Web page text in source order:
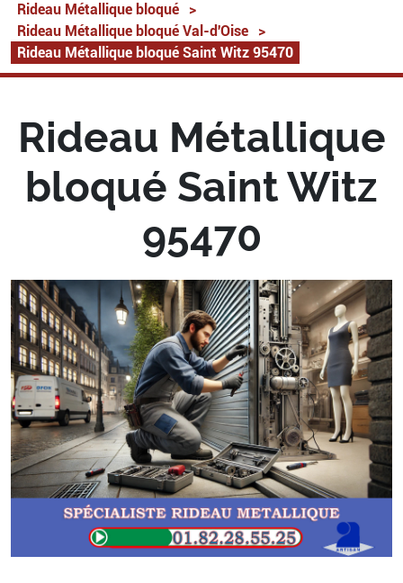
Rideau Métallique bloqué
>
Rideau Métallique bloqué Val-d'Oise
>
Rideau Métallique bloqué Saint Witz 95470
Rideau Métallique
bloqué Saint Witz
95470